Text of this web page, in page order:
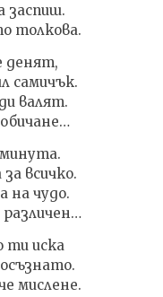
заспиш.
толкова.
денят,
самичък.
валят.
минута.
всичко.
на чудо.
различен…
ти иска
мислене.